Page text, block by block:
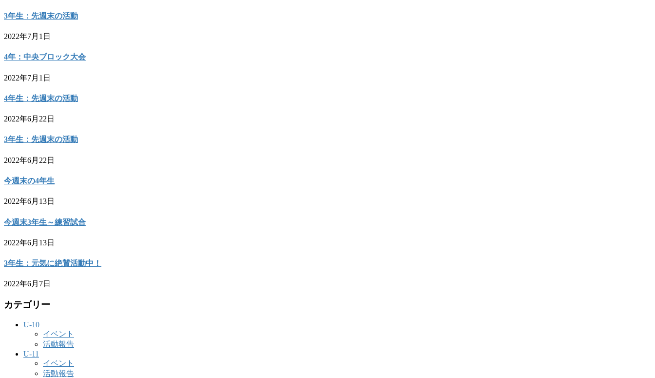
3年生：先週末の活動
2022年7月1日
4年：中央ブロック大会
2022年7月1日
4年生：先週末の活動
2022年6月22日
3年生：先週末の活動
2022年6月22日
今週末の4年生
2022年6月13日
今週末3年生～練習試合
2022年6月13日
3年生：元気に絶賛活動中！
2022年6月7日
カテゴリー
U-10
イベント
活動報告
U-11
イベント
活動報告